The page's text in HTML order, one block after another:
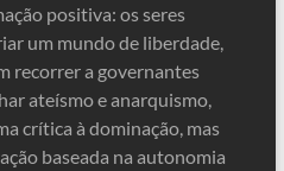
positiva: os seres
um mundo de liberdade,
recorrer a governantes
ateísmo e anarquismo,
crítica à dominação, mas
baseada na autonomia